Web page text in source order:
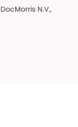
N.V.,